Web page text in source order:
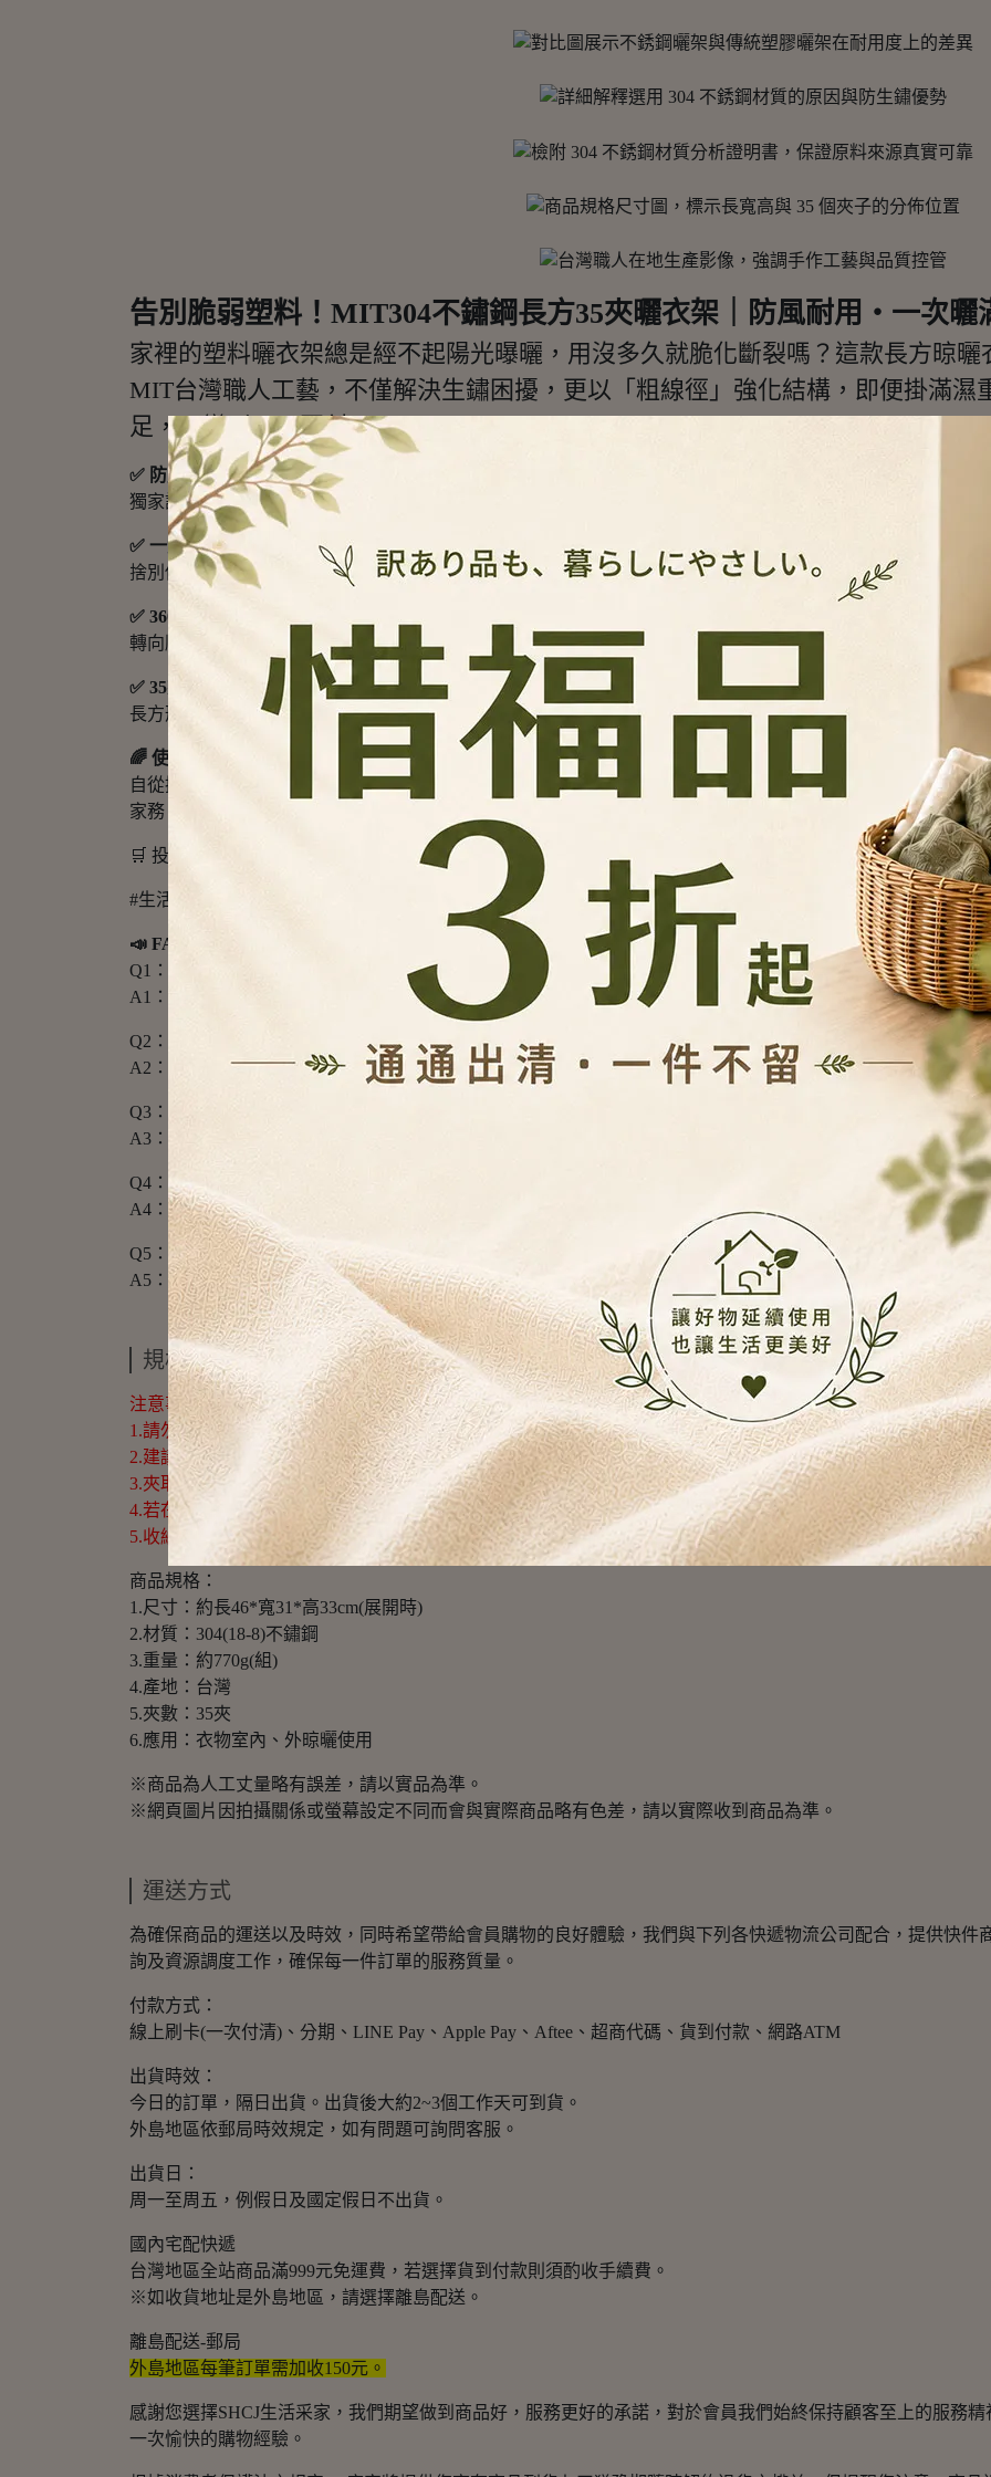
告別脆弱塑料！MIT304不鏽鋼長方35夾曬衣架｜防風耐用・一次曬
家裡的塑料曬衣架總是經不起陽光曝曬，用沒多久就脆化斷裂嗎？這款長方晾
MIT台灣職人工藝，不僅解決生鏽困擾，更以「粗線徑」強化結構，即便掛滿濕
足，不變形、不歪斜。✨
✅ 防風固定套環：
獨家設計掛勾套環，即便高樓層強風襲來，曬架依然穩如泰山，不再擔心衣服飛到鄰居家。💨
✅ 一體成型不銹鋼夾：
捨別傳統彈簧，夾子與主體一體成型，受力均勻且不易脫落，溫柔呵護纖細織物，不留醜陋夾痕。
✅ 360度活動關節：
轉向順暢不卡頓，讓你隨心所欲調整曬衣角度，通風更全面，乾得更快。☀️
✅ 35夾大容量配置：
長方形結構最優化空間利用，一次搞定全家人的襪子、內衣與小方巾，是小坪數陽台的救星。
🌈 使用後你會發現...
自從換了生活家曬衣架，你再也不用每半年更換一次崩壞的塑膠夾。每次收衣服時，手感依舊紮實如新，看
家務，而是一種生活美學的實踐。🌿
🛒 投資一組好的曬衣架，勝過買十組消耗品。現在就升級你的家事效率，體驗台製工藝的長效魅力！
#生活家 #曬衣架推薦 #304不銹鋼 #MIT台灣製造 #居家收納 #防風曬架
📣 FAQ (常見問答)
Q1：這款曬衣架真的不會生鏽嗎？
A1：本產品採用 304 不銹鋼材質，具備優異的抗腐蝕性，並附有材質檢驗證明，正常居家環境使用下極難生鏽
Q2：防風掛勾可以掛在多粗的桿子上？
A2：掛勾設計適用於直徑 4cm 以內的曬衣桿，並配有固定套環防止滑動或脫落。
Q3：夾子的夾力夠嗎？會不會傷到細緻衣物？
A3：採用一體成型線材結構，夾力適中且圓潤，能穩固夾持衣物同時減少壓痕，適合內衣與絲襪。
Q4：35夾的載重能力如何？
A4：採用粗線徑設計，結構極度穩固，掛滿濕毛巾或厚重衣物也不會彎曲變形。
Q5：請問產地在哪裡？
A5：本產品為正宗 MIT 台灣製造，由台灣職人精工打造，品質遠超一般廉價進口品。
規格說明
注意事項：
1.請勿讓兒童攀爬或吊掛於曬衣架上，避免造成危險。
2.建議定期以清水擦拭表面積塵，可保持不銹鋼光澤持久。
3.夾取過重物品時，請盡量對稱懸掛以保持重心平衡。
4.若在海濱地區使用，因鹽分較高，建議增加清洗頻率以延長使用壽命。
5.收納時請避免與強酸或強鹼清潔劑接觸，防止破壞不銹鋼鈍化層。
商品規格：
1.尺寸：約長46*寬31*高33cm(展開時)
2.材質：304(18-8)不鏽鋼
3.重量：約770g(組)
4.產地：台灣
5.夾數：35夾
6.應用：衣物室內、外晾曬使用
※商品為人工丈量略有誤差，請以實品為準。
※網頁圖片因拍攝關係或螢幕設定不同而會與實際商品略有色差，請以實際收到商品為準。
運送方式
為確保商品的運送以及時效，同時希望帶給會員購物的良好體驗，我們與下列各快遞物流公司配合，提供快件
詢及資源調度工作，確保每一件訂單的服務質量。
付款方式：
線上刷卡(一次付清)、分期、LINE Pay、Apple Pay、Aftee、超商代碼、貨到付款、網路ATM
出貨時效：
今日的訂單，隔日出貨。出貨後大約2~3個工作天可到貨。
外島地區依郵局時效規定，如有問題可詢問客服。
出貨日：
周一至周五，例假日及國定假日不出貨。
國內宅配快遞
台灣地區全站商品滿999元免運費，若選擇貨到付款則須酌收手續費。
※如收貨地址是外島地區，請選擇離島配送。
離島配送-郵局
外島地區每筆訂單需加收150元。
感謝您選擇SHCJ生活采家，我們期望做到商品好，服務更好的承諾，對於會員我們始終保持顧客至上的服務
一次愉快的購物經驗。